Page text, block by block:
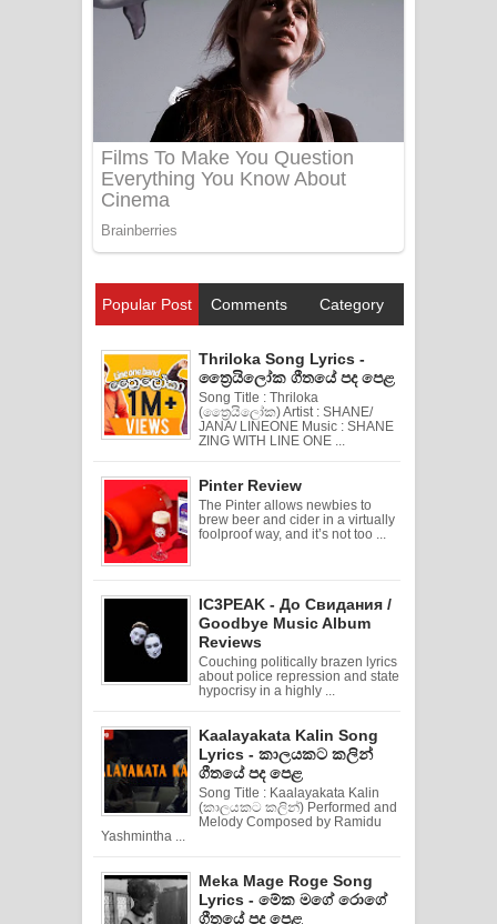
Popular Post Comments Category
Thriloka Song Lyrics -
ත්‍රෛයිලෝක ගීතයේ පද පෙළ
Song Title : Thriloka
(ත්‍රෛයිලෝක) Artist : SHANE/
JANA/ LINEONE Music : SHANE
ZING WITH LINE ONE ...
Pinter Review
The Pinter allows newbies to
brew beer and cider in a virtually
foolproof way, and it’s not too ...
IC3PEAK - До Свидания /
Goodbye Music Album
Reviews
Couching politically brazen lyrics
about police repression and state
hypocrisy in a highly ...
Kaalayakata Kalin Song
Lyrics - කාලයකට කලින්
ගීතයේ පද පෙළ
Song Title : Kaalayakata Kalin
(කාලයකට කලින්) Performed and
Melody Composed by Ramidu
Yashmintha ...
Meka Mage Roge Song
Lyrics - මේක මගේ රොගේ
ගීතයේ පද පෙළ